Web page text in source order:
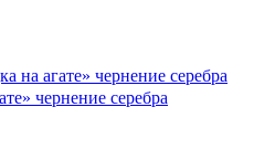
чернение серебра